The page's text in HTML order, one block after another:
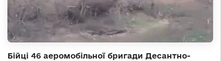
Бійці 46 аеромобільної бригади Десантно-